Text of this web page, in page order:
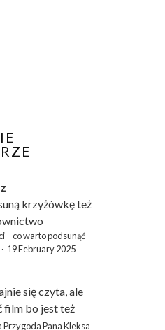
krzyżówkęteż
– co warto podsunąć
· 19 February 2025
się czyta, ale
film bo jest też
Pana Kleksa